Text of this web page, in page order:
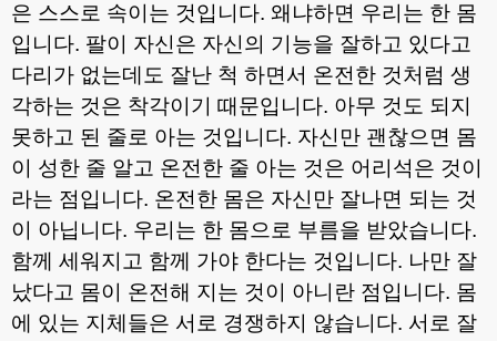
은 스스로 속이는 것입니다. 왜냐하면 우리는 한 몸
입니다. 팔이 자신은 자신의 기능을 잘하고 있다고
다리가 없는데도 잘난 척 하면서 온전한 것처럼 생
각하는 것은 착각이기 때문입니다. 아무 것도 되지
못하고 된 줄로 아는 것입니다. 자신만 괜찮으면 몸
이 성한 줄 알고 온전한 줄 아는 것은 어리석은 것이
라는 점입니다. 온전한 몸은 자신만 잘나면 되는 것
이 아닙니다. 우리는 한 몸으로 부름을 받았습니다.
함께 세워지고 함께 가야 한다는 것입니다. 나만 잘
났다고 몸이 온전해 지는 것이 아니란 점입니다. 몸
에 있는 지체들은 서로 경쟁하지 않습니다. 서로 잘